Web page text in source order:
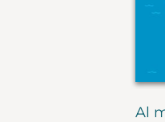
Al